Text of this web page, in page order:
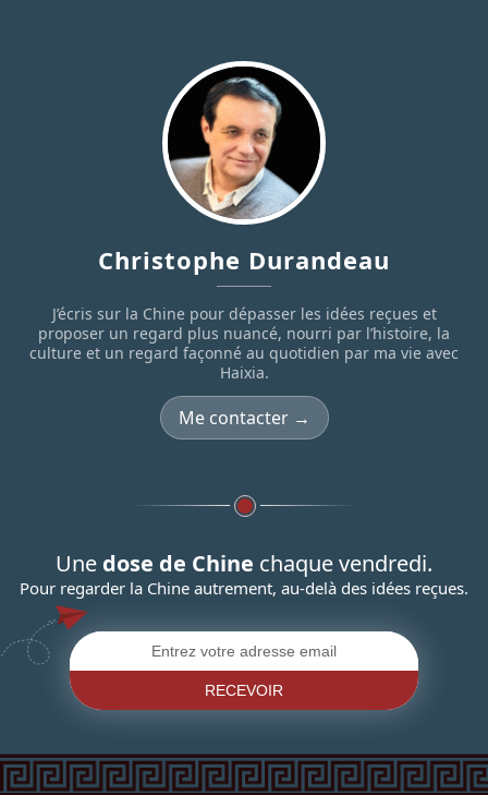
Christophe Durandeau
J’écris sur la Chine pour dépasser les idées reçues et
proposer un regard plus nuancé, nourri par l’histoire, la
culture et un regard façonné au quotidien par ma vie avec
Haixia.
Me contacter →
Une dose de Chine chaque vendredi.
Pour regarder la Chine autrement, au-delà des idées reçues.
RECEVOIR